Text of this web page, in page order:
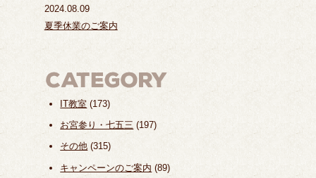
2024.08.09
夏季休業のご案内
IT教室 (173)
お宮参り・七五三 (197)
その他 (315)
キャンペーンのご案内 (89)